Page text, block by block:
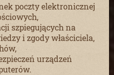
poczty elektronicznej
szpiegujących na
i zgody właściciela,
urządzeń